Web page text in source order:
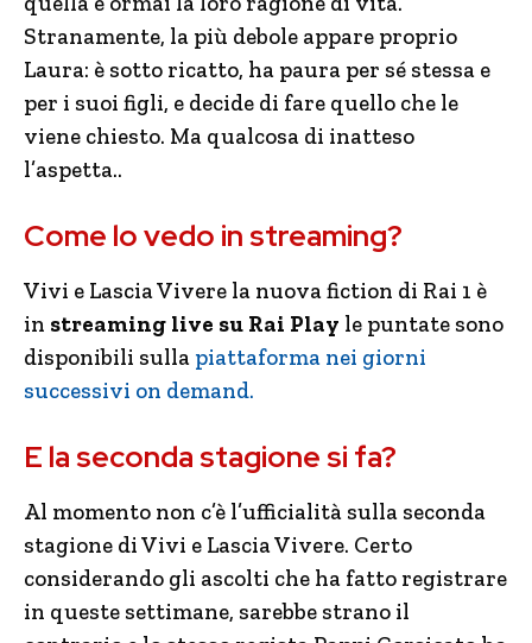
Stranamente, la più debole appare proprio
Laura: è sotto ricatto, ha paura per sé stessa e
per i suoi figli, e decide di fare quello che le
viene chiesto. Ma qualcosa di inatteso
l’aspetta..
Come lo vedo in streaming?
Vivi e Lascia Vivere la nuova fiction di Rai 1 è
in streaming live su Rai Play le puntate sono
disponibili sulla piattaforma nei giorni
successivi on demand.
E la seconda stagione si fa?
Al momento non c’è l’ufficialità sulla seconda
stagione di Vivi e Lascia Vivere. Certo
considerando gli ascolti che ha fatto registrare
in queste settimane, sarebbe strano il